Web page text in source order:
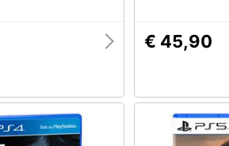
PlayStation 5
€ 45,90